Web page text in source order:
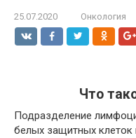
25.07.2020 Онкология
Что
Подразделение
белых защитных клеток